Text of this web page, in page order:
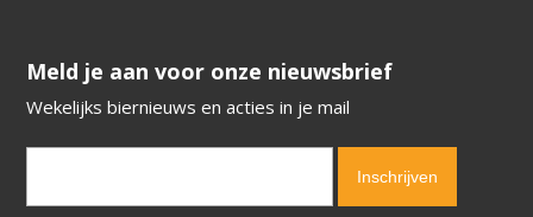
​​​​​​​Meld je aan voor onze nieuwsbrief
Wekelijks biernieuws en acties in je mail